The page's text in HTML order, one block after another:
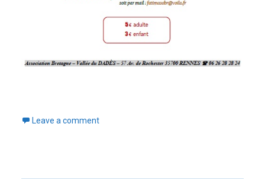
Leave a comment